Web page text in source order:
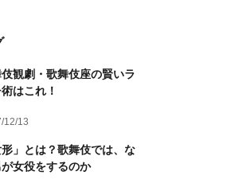
観劇・歌舞伎座の賢いラ
はこれ！
12/13
形」とは？歌舞伎では、な
女役をするのか